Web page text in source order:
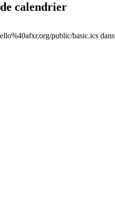
calendrier
public/basic.ics dans